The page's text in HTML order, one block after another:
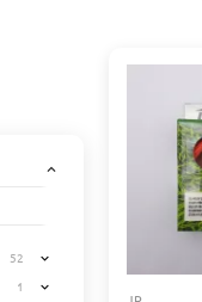
keyboard_arrow_up
52 expand_more
1 expand_more